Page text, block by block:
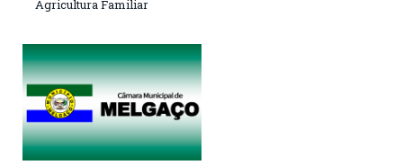
Agricultura Familiar